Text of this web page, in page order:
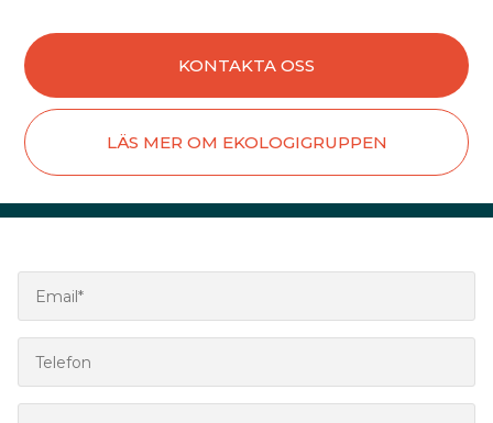
KONTAKTA OSS
LÄS MER OM EKOLOGIGRUPPEN